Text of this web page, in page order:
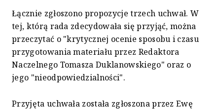
Łącznie zgłoszono propozycje trzech uchwał. W
tej, którą rada zdecydowała się przyjąć, można
przeczytać o "krytycznej ocenie sposobu i czasu
przygotowania materiału przez Redaktora
Naczelnego Tomasza Duklanowskiego" oraz o
jego "nieodpowiedzialności".
Przyjęta uchwała została zgłoszona przez Ewę